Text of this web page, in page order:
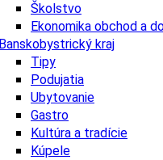
Školstvo
Ekonomika obchod a
Banskobystrický kraj
Tipy
Podujatia
Ubytovanie
Gastro
Kultúra a tradície
Kúpele